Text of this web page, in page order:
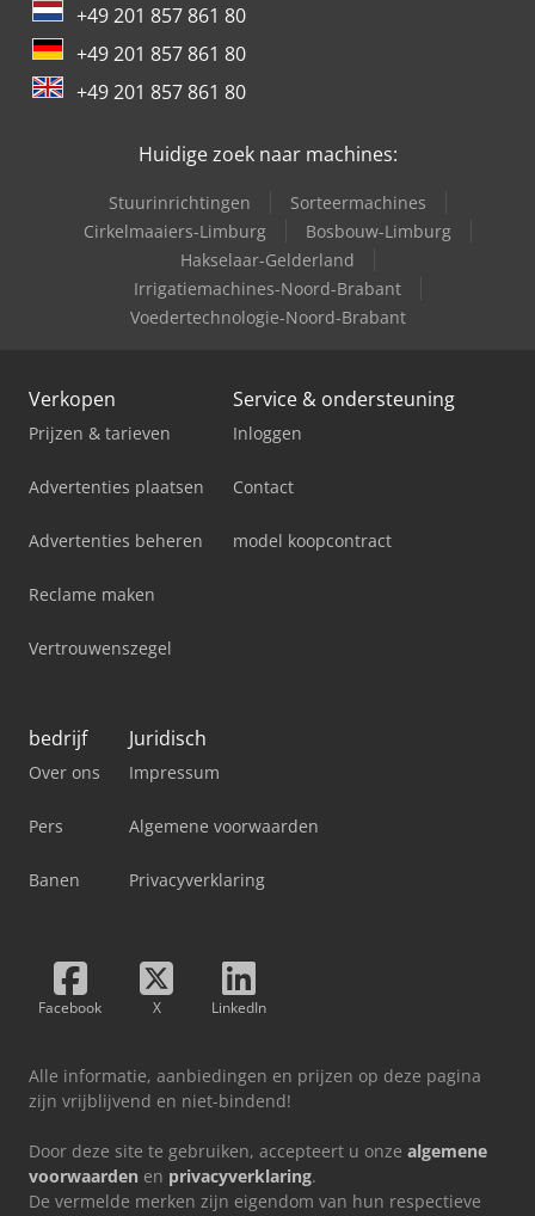
gebruikte goederen is onderworpen aan de uitsluiting van
garantie of waarborg. Als u de vorkheftruck die u zoekt niet
hebt gevonden, neem dan contact met ons op. We hebben
een grote selectie van ander materiaal op locatie.
+49 201 857 861 80
+49 201 857 861 80
+49 201 857 861 80
Huidige zoek naar machines:
Stuurinrichtingen
Sorteermachines
Cirkelmaaiers-Limburg
Bosbouw-Limburg
Hakselaar-Gelderland
Irrigatiemachines-Noord-Brabant
Voedertechnologie-Noord-Brabant
Verkopen
Prijzen & tarieven
Advertenties plaatsen
Advertenties beheren
Reclame maken
Vertrouwenszegel
Service & ondersteuning
Inloggen
Contact
model koopcontract
bedrijf
Over ons
Pers
Banen
Juridisch
Impressum
Algemene voorwaarden
Privacyverklaring
Facebook X LinkedIn
Alle informatie, aanbiedingen en prijzen op deze pagina
zijn vrijblijvend en niet-bindend!
Door deze site te gebruiken, accepteert u onze algemene
voorwaarden en privacyverklaring.
De vermelde merken zijn eigendom van hun respectieve